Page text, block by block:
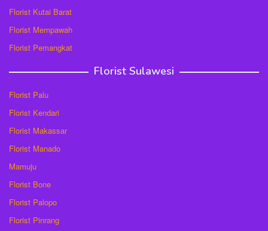
Florist Kutai Barat
Florist Mempawah
Florist Pemangkat
Florist Sulawesi
Florist Palu
Florist Kendari
Florist Makassar
Florist Manado
Mamuju
Florist Bone
Florist Palopo
Florist Pinrang